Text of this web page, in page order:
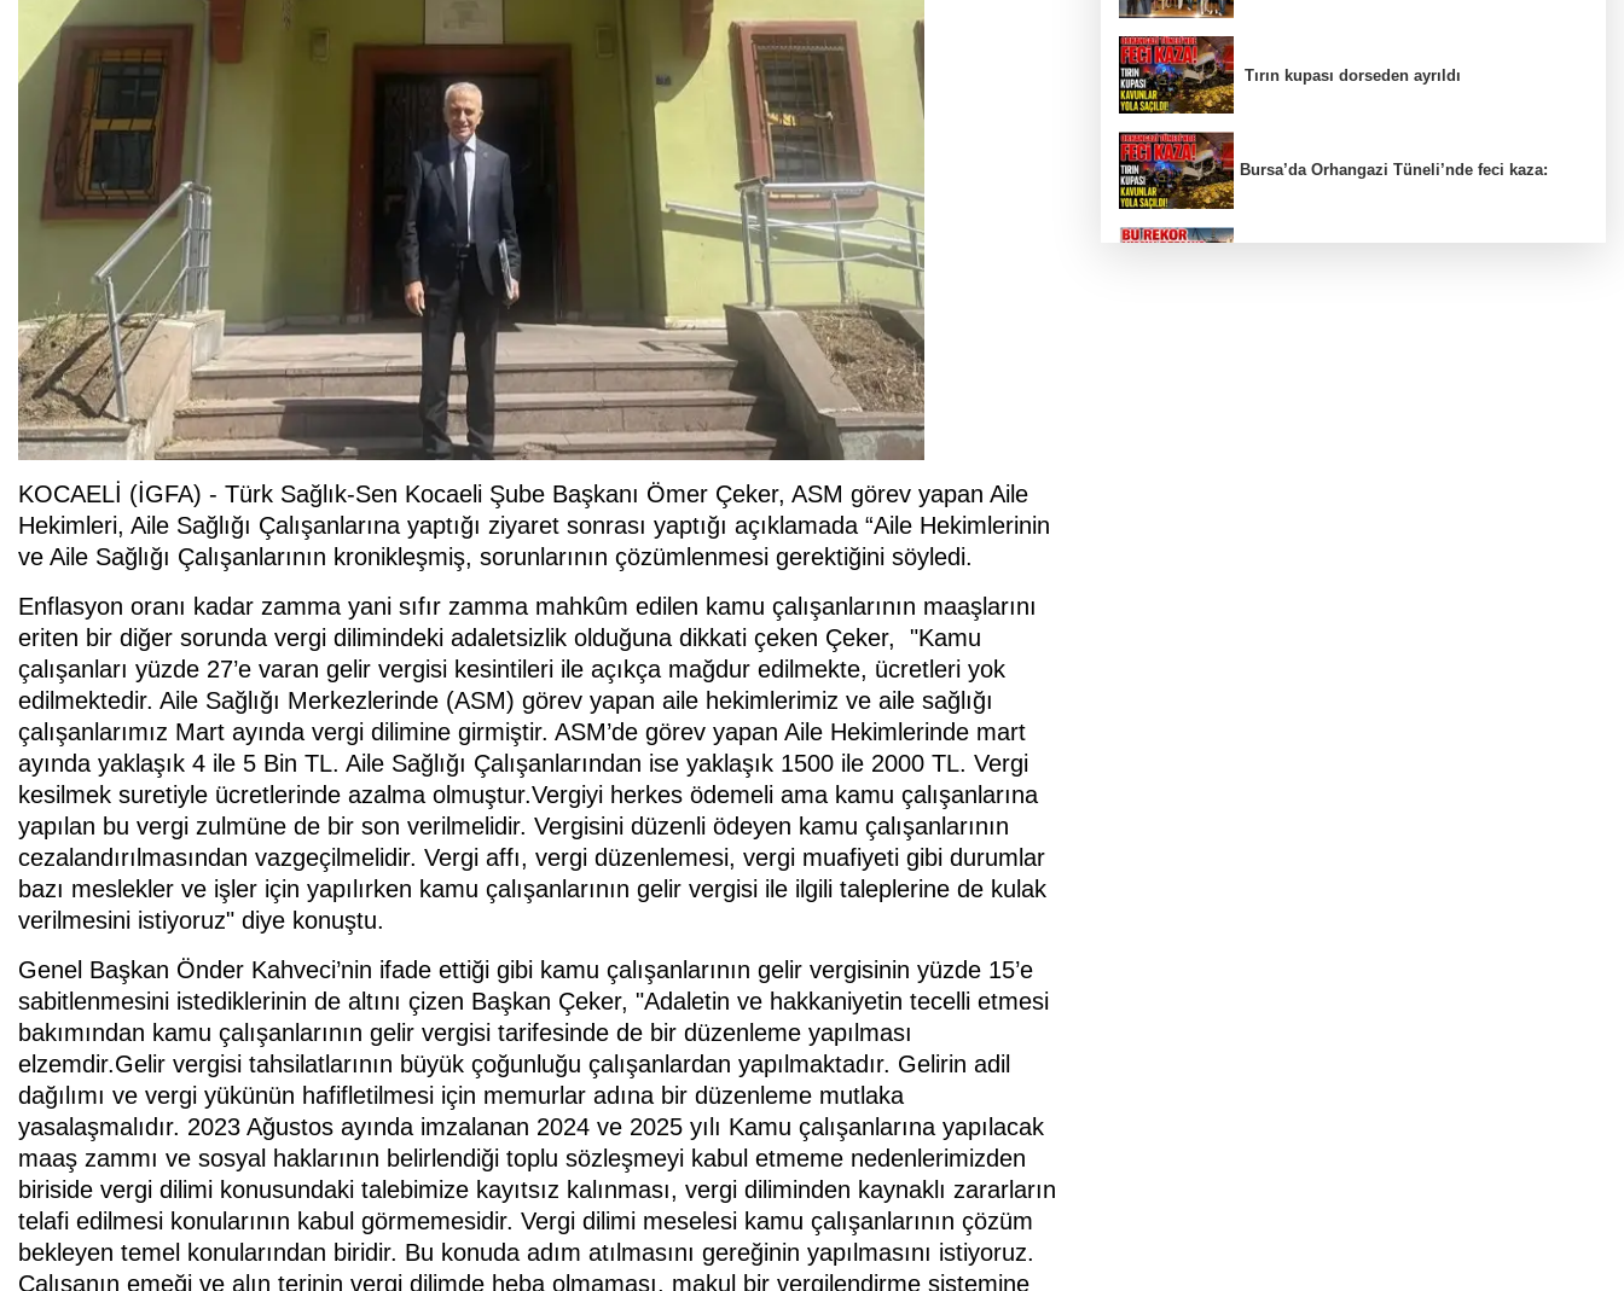
KOCAELİ (İGFA) - Türk Sağlık-Sen Kocaeli Şube Başkanı Ömer Çeker, ASM görev yapan Aile
Hekimleri, Aile Sağlığı Çalışanlarına yaptığı ziyaret sonrası yaptığı açıklamada “Aile Hekimlerinin
ve Aile Sağlığı Çalışanlarının kronikleşmiş, sorunlarının çözümlenmesi gerektiğini söyledi.
Enflasyon oranı kadar zamma yani sıfır zamma mahkûm edilen kamu çalışanlarının maaşlarını
eriten bir diğer sorunda vergi dilimindeki adaletsizlik olduğuna dikkati çeken Çeker, "Kamu
çalışanları yüzde 27’e varan gelir vergisi kesintileri ile açıkça mağdur edilmekte, ücretleri yok
edilmektedir. Aile Sağlığı Merkezlerinde (ASM) görev yapan aile hekimlerimiz ve aile sağlığı
çalışanlarımız Mart ayında vergi dilimine girmiştir. ASM’de görev yapan Aile Hekimlerinde mart
ayında yaklaşık 4 ile 5 Bin TL. Aile Sağlığı Çalışanlarından ise yaklaşık 1500 ile 2000 TL. Vergi
kesilmek suretiyle ücretlerinde azalma olmuştur.Vergiyi herkes ödemeli ama kamu çalışanlarına
yapılan bu vergi zulmüne de bir son verilmelidir. Vergisini düzenli ödeyen kamu çalışanlarının
cezalandırılmasından vazgeçilmelidir. Vergi affı, vergi düzenlemesi, vergi muafiyeti gibi durumlar
bazı meslekler ve işler için yapılırken kamu çalışanlarının gelir vergisi ile ilgili taleplerine de kulak
verilmesini istiyoruz" diye konuştu.
Genel Başkan Önder Kahveci’nin ifade ettiği gibi kamu çalışanlarının gelir vergisinin yüzde 15’e
sabitlenmesini istediklerinin de altını çizen Başkan Çeker, "Adaletin ve hakkaniyetin tecelli etmesi
bakımından kamu çalışanlarının gelir vergisi tarifesinde de bir düzenleme yapılması
elzemdir.Gelir vergisi tahsilatlarının büyük çoğunluğu çalışanlardan yapılmaktadır. Gelirin adil
dağılımı ve vergi yükünün hafifletilmesi için memurlar adına bir düzenleme mutlaka
yasalaşmalıdır. 2023 Ağustos ayında imzalanan 2024 ve 2025 yılı Kamu çalışanlarına yapılacak
maaş zammı ve sosyal haklarının belirlendiği toplu sözleşmeyi kabul etmeme nedenlerimizden
biriside vergi dilimi konusundaki talebimize kayıtsız kalınması, vergi diliminden kaynaklı zararların
telafi edilmesi konularının kabul görmemesidir. Vergi dilimi meselesi kamu çalışanlarının çözüm
bekleyen temel konularından biridir. Bu konuda adım atılmasını gereğinin yapılmasını istiyoruz.
Çalışanın emeği ve alın terinin vergi dilimde heba olmaması, makul bir vergilendirme sistemine
Tırın kupası dorseden ayrıldı
Bursa’da Orhangazi Tüneli’nde feci kaza: